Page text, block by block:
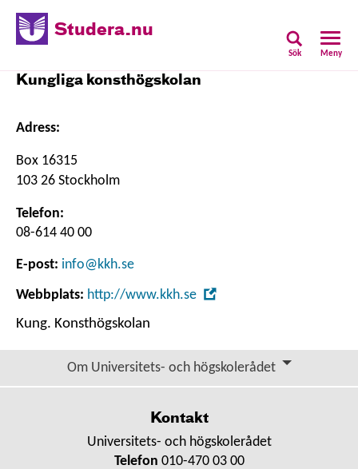
Studera.nu
Sök Meny
Kungliga konsthögskolan
Adress:
Box 16315
103 26 Stockholm
Telefon:
08-614 40 00
E-post: info@kkh.se
Webbplats: http://www.kkh.se
nytt
fönster
Kung. Konsthögskolan
Om Universitets- och högskolerådet
Kontakt
Universitets- och högskolerådet
Telefon 010-470 03 00